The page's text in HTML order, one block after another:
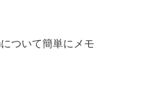
ついて簡単にメモ